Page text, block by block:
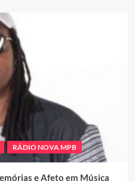
RÁDIO NOVA MPB
e Afeto em Música